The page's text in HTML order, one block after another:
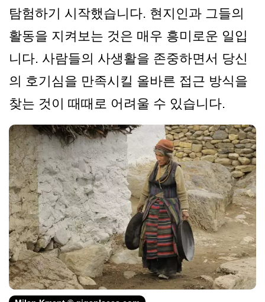
탐험하기 시작했습니다. 현지인과 그들의
활동을 지켜보는 것은 매우 흥미로운 일입
니다. 사람들의 사생활을 존중하면서 당신
의 호기심을 만족시킬 올바른 접근 방식을
찾는 것이 때때로 어려울 수 있습니다.